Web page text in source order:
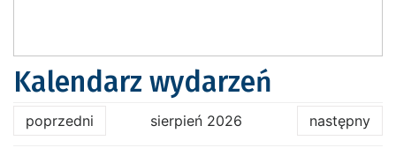
Kalendarz wydarzeń
poprzedni sierpień 2026 następny